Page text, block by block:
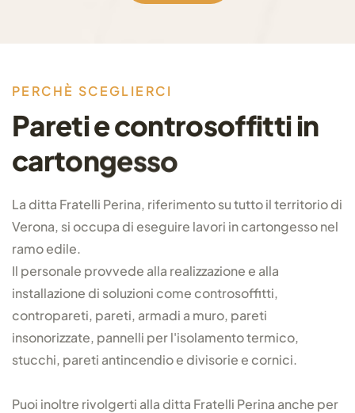
PE RCHÈ SCEGLIE RCI
Paretiecontrosoffittiin
cartongesso
La ditta Fratelli Perina, riferimento su tutto il territorio di
Verona, si occupa di eseguire lavori in cartongesso nel
ramo edile.
Il personale provvede alla realizzazione e alla
installazione di soluzioni come controsoffitti,
contropareti, pareti, armadi a muro, pareti
insonorizzate, pannelli per l'isolamento termico,
stucchi, pareti antincendio e divisorie e cornici.
Puoi inoltre rivolgerti alla ditta Fratelli Perina anche per